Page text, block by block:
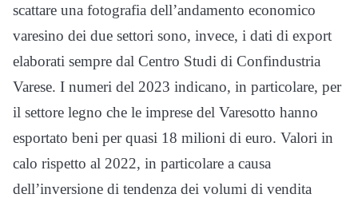
scattare una fotografia dell’andamento economico
varesino dei due settori sono, invece, i dati di export
elaborati sempre dal Centro Studi di Confindustria
Varese. I numeri del 2023 indicano, in particolare, per
il settore legno che le imprese del Varesotto hanno
esportato beni per quasi 18 milioni di euro. Valori in
calo rispetto al 2022, in particolare a causa
dell’inversione di tendenza dei volumi di vendita